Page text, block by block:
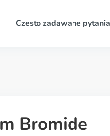
Czesto zadawane pytania
Bromide